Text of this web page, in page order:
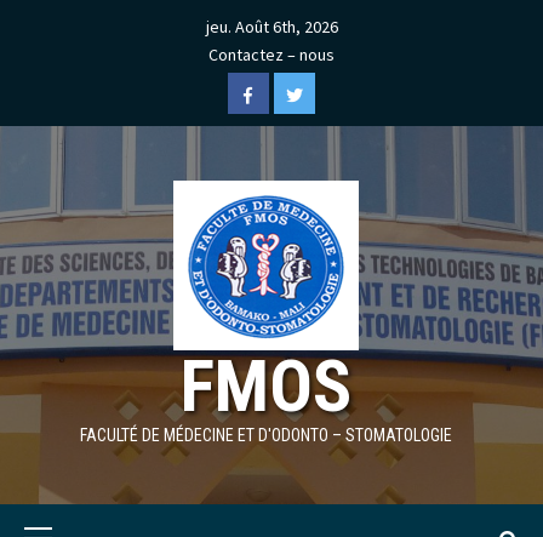
jeu. Août 6th, 2026
Contactez – nous
FacebookTwitter
FMOS
FACULTÉ DE MÉDECINE ET D'ODONTO – STOMATOLOGIE